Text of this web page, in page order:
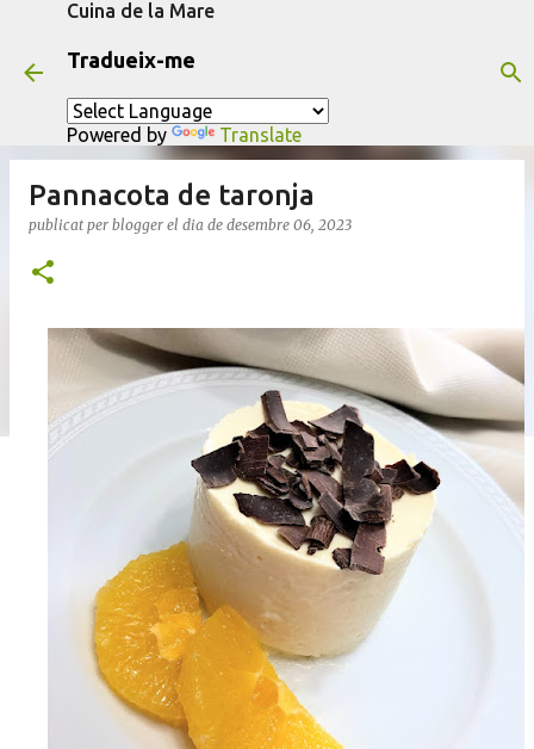
Cuina de la Mare
Tradueix-me
Powered by Translate
Pannacota de taronja
publicat per blogger el dia de desembre 06, 2023